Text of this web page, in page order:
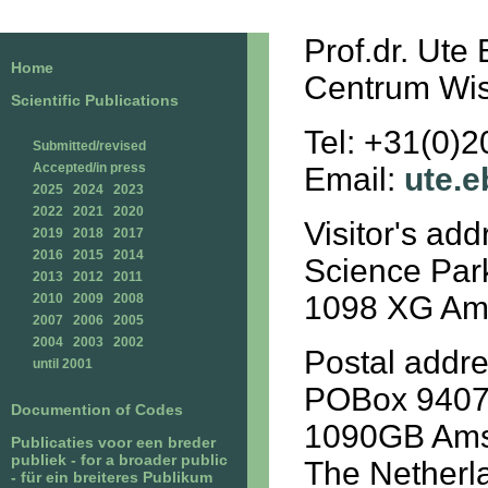
Home
Scientific Publications
Submitted/revised
Accepted/in press
2025
2024
2023
2022
2021
2020
2019
2018
2017
2016
2015
2014
2013
2012
2011
2010
2009
2008
2007
2006
2005
2004
2003
2002
until 2001
Documention of Codes
Publicaties voor een breder
publiek - for a broader public
- für ein breiteres Publikum
Prof.dr. Ute
Centrum
Tel:
Email:
Visitor's
Science
1098 XG
Postal
POBox
1090GB
The